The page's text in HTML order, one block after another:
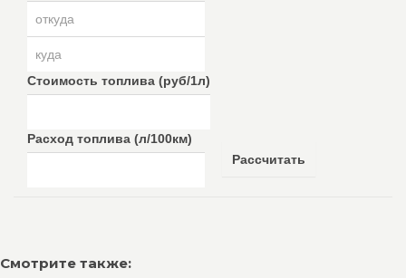
Стоимость топлива (руб/1л)
Расход топлива (л/100км)
Рассчитать
Смотрите также: